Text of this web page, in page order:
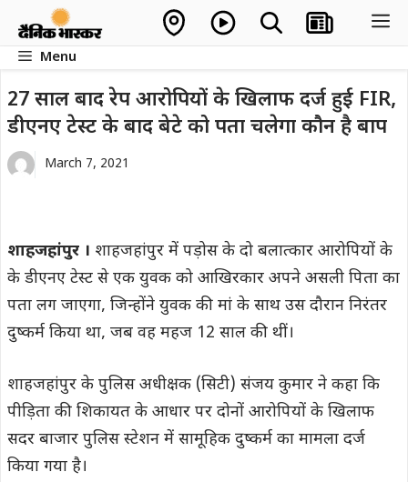
contentMenu
27 साल बाद रेप आरोपियों के खिलाफ दर्ज हुई FIR,
डीएनए टेस्ट के बाद बेटे को पता चलेगा कौन है बाप
March 7, 2021
शाहजहांपुर । शाहजहांपुर में पड़ोस के दो बलात्कार आरोपियों के
के डीएनए टेस्ट से एक युवक को आखिरकार अपने असली पिता का
पता लग जाएगा, जिन्होंने युवक की मां के साथ उस दौरान निरंतर
दुष्कर्म किया था, जब वह महज 12 साल की थीं।
शाहजहांपुर के पुलिस अधीक्षक (सिटी) संजय कुमार ने कहा कि
पीड़िता की शिकायत के आधार पर दोनों आरोपियों के खिलाफ
सदर बाजार पुलिस स्टेशन में सामूहिक दुष्कर्म का मामला दर्ज
किया गया है।